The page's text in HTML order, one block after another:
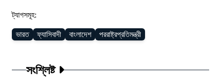
ট্যাগসমূহ:
ভারত ফ্যাসিবাদী বাংলাদেশ পররাষ্ট্রপ্রতিমন্ত্রী
সংশ্লিষ্ট